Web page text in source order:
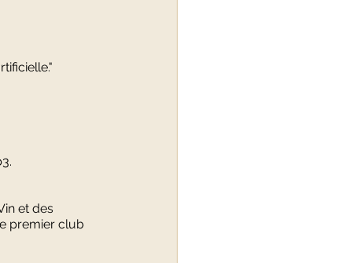
et des
premier club